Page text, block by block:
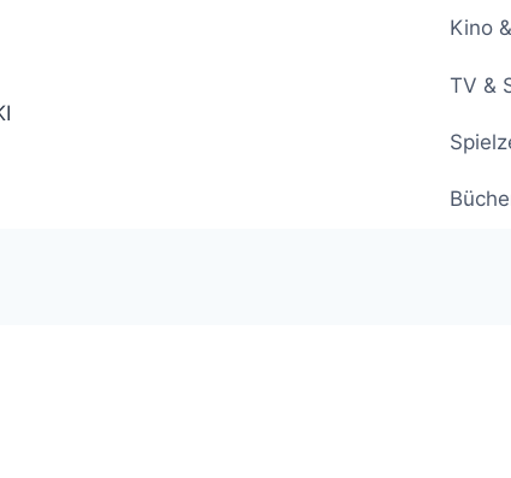
Kino
TV &